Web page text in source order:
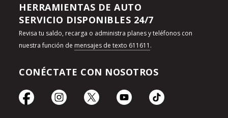
HERRAMIENTAS DE AUTO
SERVICIO DISPONIBLES 24/7
Revisa tu saldo, recarga o administra planes y teléfonos con
nuestra función de mensajes de texto 611611 .
CONÉCTATE CON NOSOTROS